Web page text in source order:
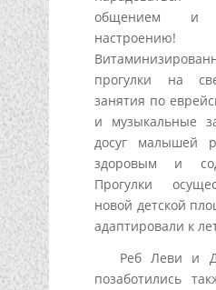
общением и
настроению!
прогулки на
занятия по
и музыкальные
досуг малышей
здоровым и
Прогулки
новой детской
адаптировали к
Реб Леви и
позаботились